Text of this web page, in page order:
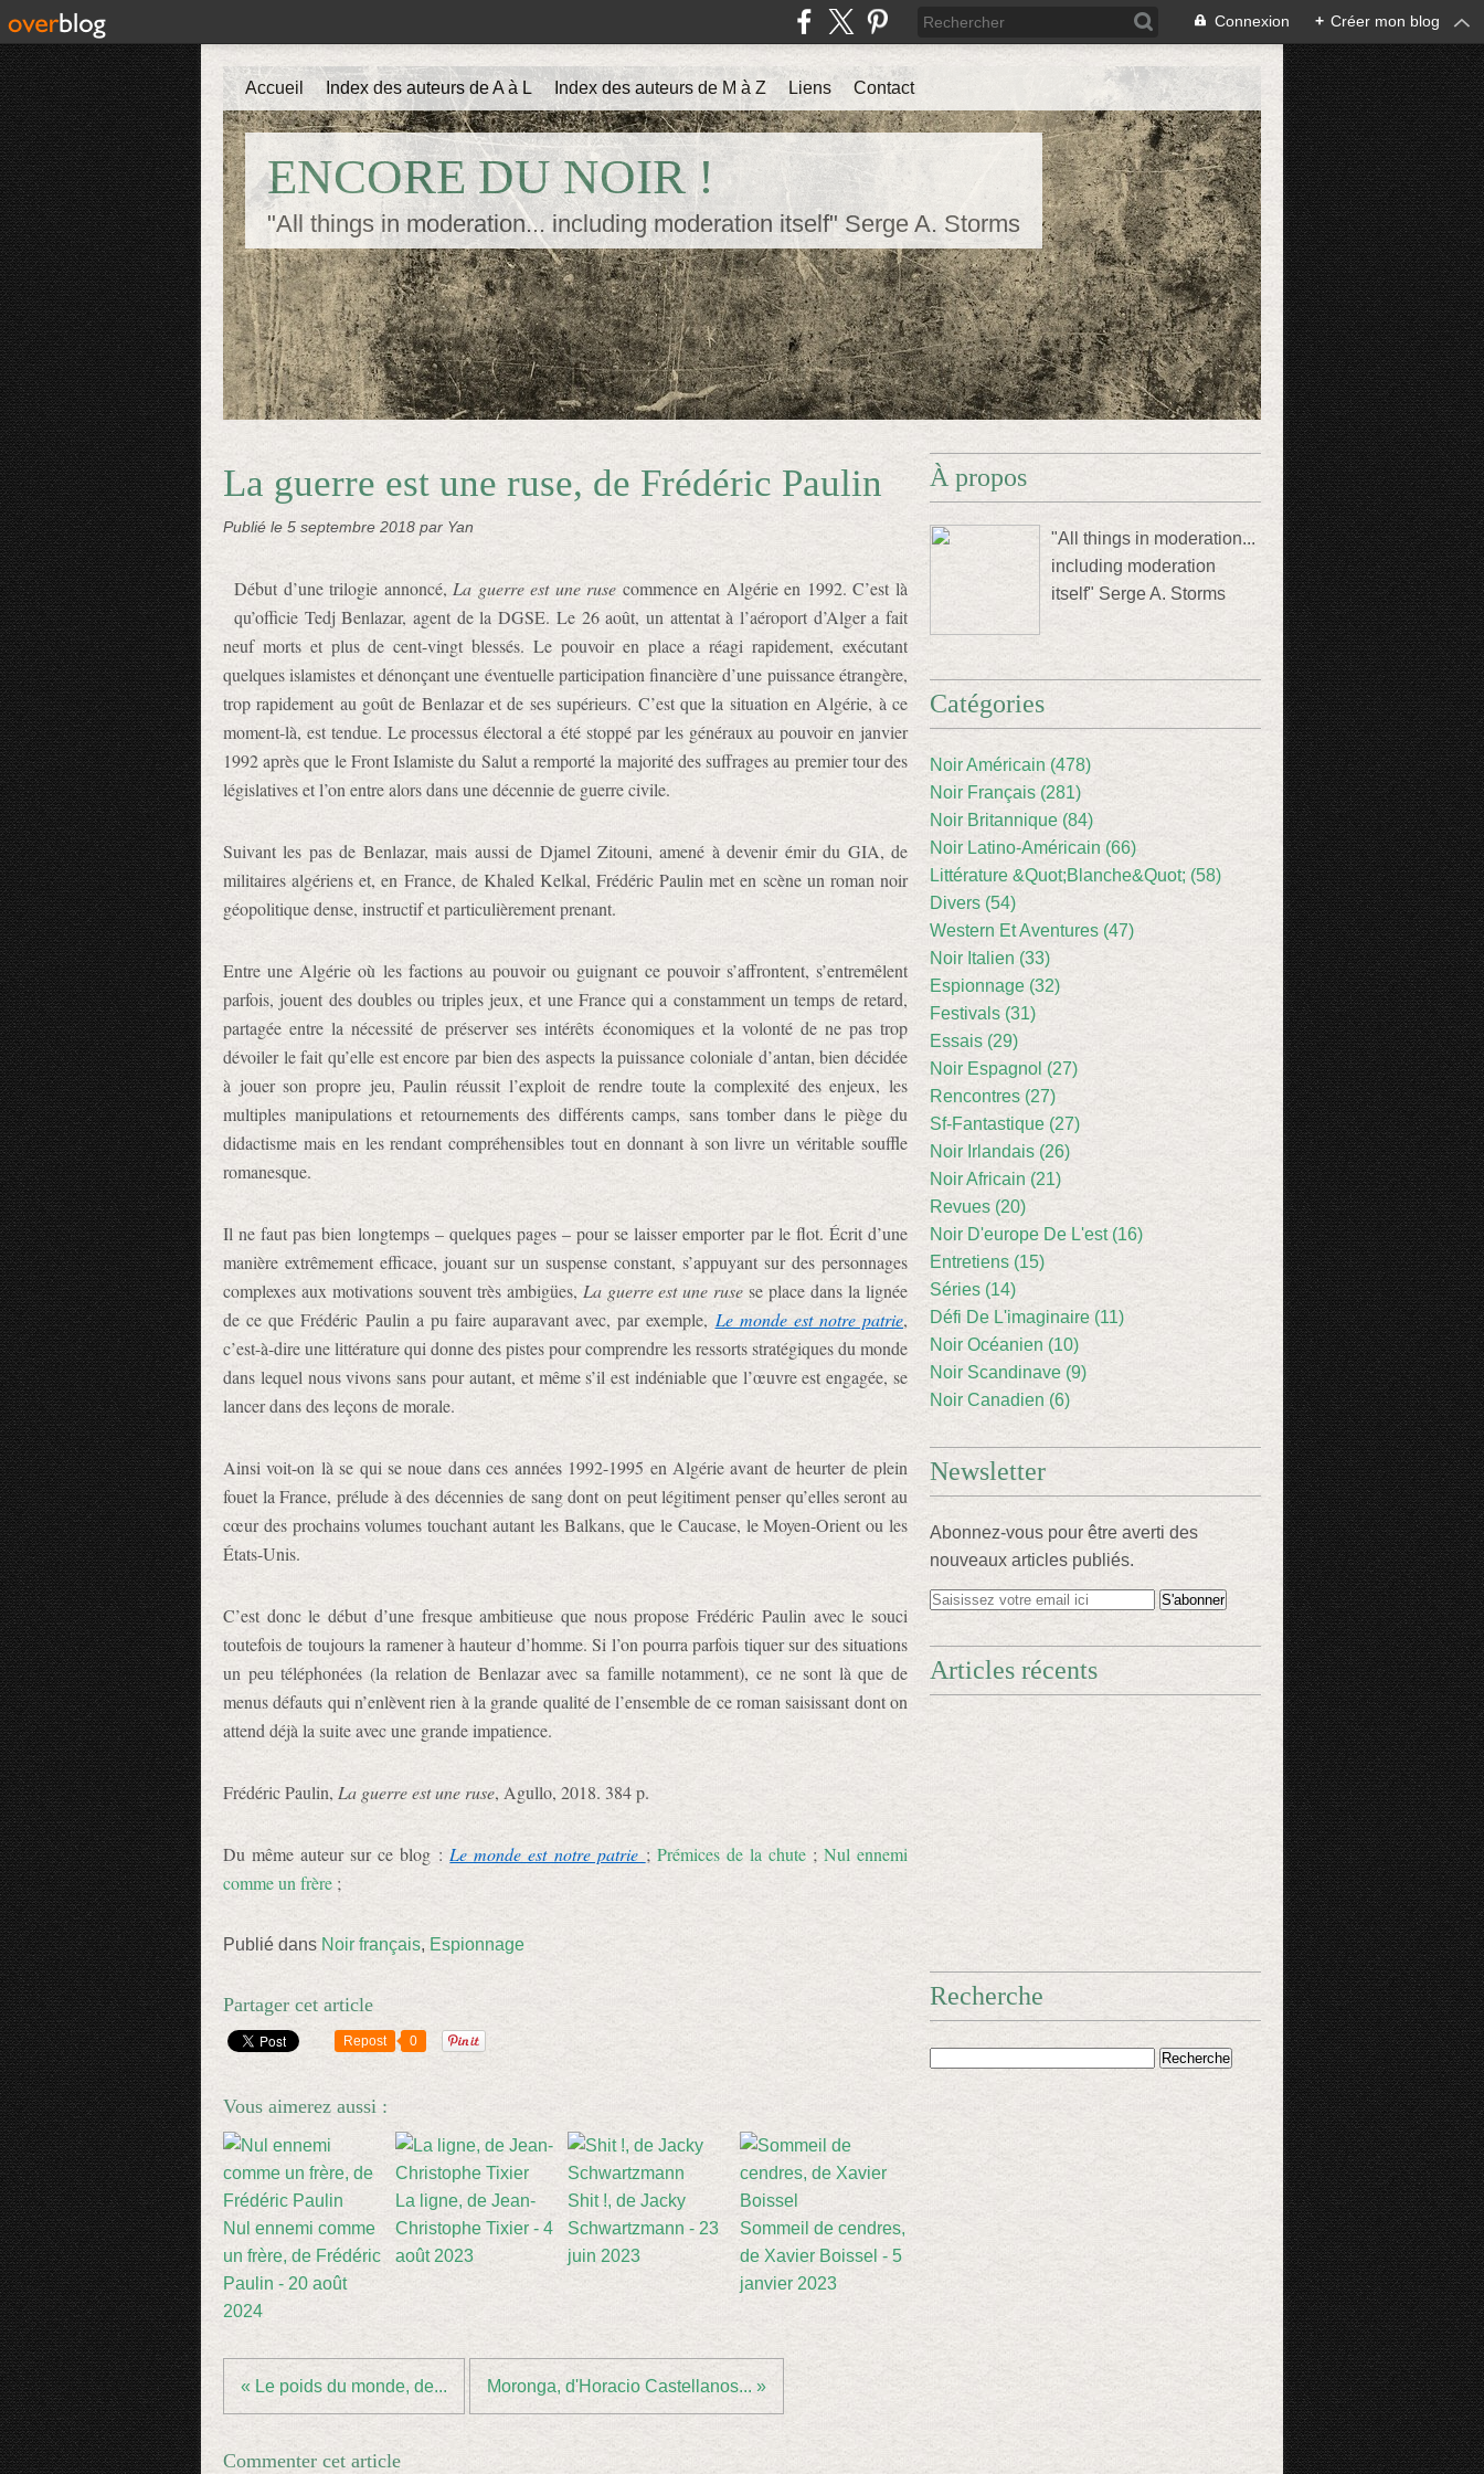
Connexion + Créer mon blog
ENCORE DU NOIR !
"All things in moderation... including moderation itself" Serge A. Storms
Accueil Index des auteurs de A à L Index des auteurs de M à Z Liens Contact
La guerre est une ruse, de Frédéric Paulin
Publié le 5 septembre 2018 par Yan
Début d’une trilogie annoncé, La guerre est une ruse commence en Algérie en 1992. C’est là
qu’officie Tedj Benlazar, agent de la DGSE. Le 26 août, un attentat à l’aéroport d’Alger a fait
neuf morts et plus de cent-vingt blessés. Le pouvoir en place a réagi rapidement, exécutant
quelques islamistes et dénonçant une éventuelle participation financière d’une puissance étrangère,
trop rapidement au goût de Benlazar et de ses supérieurs. C’est que la situation en Algérie, à ce
moment-là, est tendue. Le processus électoral a été stoppé par les généraux au pouvoir en janvier
1992 après que le Front Islamiste du Salut a remporté la majorité des suffrages au premier tour des
législatives et l’on entre alors dans une décennie de guerre civile.
Suivant les pas de Benlazar, mais aussi de Djamel Zitouni, amené à devenir émir du GIA, de
militaires algériens et, en France, de Khaled Kelkal, Frédéric Paulin met en scène un roman noir
géopolitique dense, instructif et particulièrement prenant.
Entre une Algérie où les factions au pouvoir ou guignant ce pouvoir s’affrontent, s’entremêlent
parfois, jouent des doubles ou triples jeux, et une France qui a constamment un temps de retard,
partagée entre la nécessité de préserver ses intérêts économiques et la volonté de ne pas trop
dévoiler le fait qu’elle est encore par bien des aspects la puissance coloniale d’antan, bien décidée
à jouer son propre jeu, Paulin réussit l’exploit de rendre toute la complexité des enjeux, les
multiples manipulations et retournements des différents camps, sans tomber dans le piège du
didactisme mais en les rendant compréhensibles tout en donnant à son livre un véritable souffle
romanesque.
Il ne faut pas bien longtemps – quelques pages – pour se laisser emporter par le flot. Écrit d’une
manière extrêmement efficace, jouant sur un suspense constant, s’appuyant sur des personnages
complexes aux motivations souvent très ambigües, La guerre est une ruse se place dans la lignée
de ce que Frédéric Paulin a pu faire auparavant avec, par exemple, Le monde est notre patrie,
c’est-à-dire une littérature qui donne des pistes pour comprendre les ressorts stratégiques du monde
dans lequel nous vivons sans pour autant, et même s’il est indéniable que l’œuvre est engagée, se
lancer dans des leçons de morale.
Ainsi voit-on là se qui se noue dans ces années 1992-1995 en Algérie avant de heurter de plein
fouet la France, prélude à des décennies de sang dont on peut légitiment penser qu’elles seront au
cœur des prochains volumes touchant autant les Balkans, que le Caucase, le Moyen-Orient ou les
États-Unis.
C’est donc le début d’une fresque ambitieuse que nous propose Frédéric Paulin avec le souci
toutefois de toujours la ramener à hauteur d’homme. Si l’on pourra parfois tiquer sur des situations
un peu téléphonées (la relation de Benlazar avec sa famille notamment), ce ne sont là que de
menus défauts qui n’enlèvent rien à la grande qualité de l’ensemble de ce roman saisissant dont on
attend déjà la suite avec une grande impatience.
Frédéric Paulin, La guerre est une ruse, Agullo, 2018. 384 p.
Du même auteur sur ce blog : Le monde est notre patrie ; Prémices de la chute; Nul ennemi
comme un frère ;
Publié dans Noir français, Espionnage
Partager cet article
Repost 0
Vous aimerez aussi :
Nul ennemi comme
un frère, de Frédéric
Paulin - 20 août
2024
La ligne, de Jean-
Christophe Tixier - 4
août 2023
Shit !, de Jacky
Schwartzmann - 23
juin 2023
Sommeil de cendres,
de Xavier Boissel - 5
janvier 2023
« Le poids du monde, de... Moronga, d'Horacio Castellanos... »
Commenter cet article
À propos
"All things in moderation...
including moderation
itself" Serge A. Storms
Catégories
Noir Américain (478)
Noir Français (281)
Noir Britannique (84)
Noir Latino-Américain (66)
Littérature &Quot;Blanche&Quot; (58)
Divers (54)
Western Et Aventures (47)
Noir Italien (33)
Espionnage (32)
Festivals (31)
Essais (29)
Noir Espagnol (27)
Rencontres (27)
Sf-Fantastique (27)
Noir Irlandais (26)
Noir Africain (21)
Revues (20)
Noir D'europe De L'est (16)
Entretiens (15)
Séries (14)
Défi De L'imaginaire (11)
Noir Océanien (10)
Noir Scandinave (9)
Noir Canadien (6)
Newsletter
Abonnez-vous pour être averti des
nouveaux articles publiés.
Articles récents
Recherche